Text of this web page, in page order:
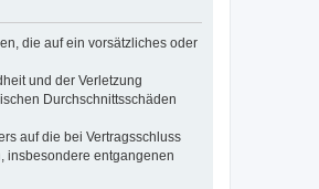
die auf ein vorsätzliches oder
und der Verletzung
Durchschnittsschäden
auf die bei Vertragsschluss
insbesondere entgangenen